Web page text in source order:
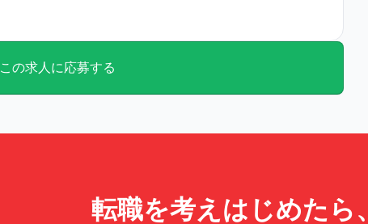
この求人に応募する
転職を考えはじめたら、